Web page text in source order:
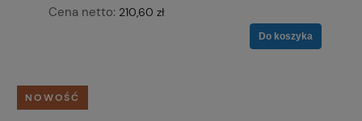
Cena netto: 210,60 zł
Do koszyka
NOWOŚĆ